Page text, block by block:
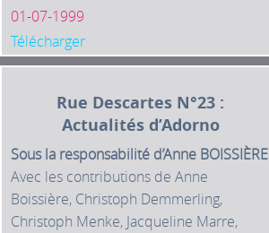
01-07-1999
Télécharger
Rue Descartes N°23 :
Actualités d’Adorno
Sous la responsabilité d’Anne BOISSIÈRE
Avec les contributions de Anne
Boissière, Christoph Demmerling,
Christoph Menke, Jacqueline Marre,